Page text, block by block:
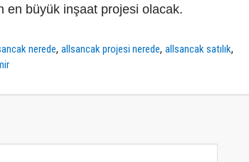
en büyük inşaat projesi olacak.
nerede,allsancak projesi nerede,allsancak satılık,